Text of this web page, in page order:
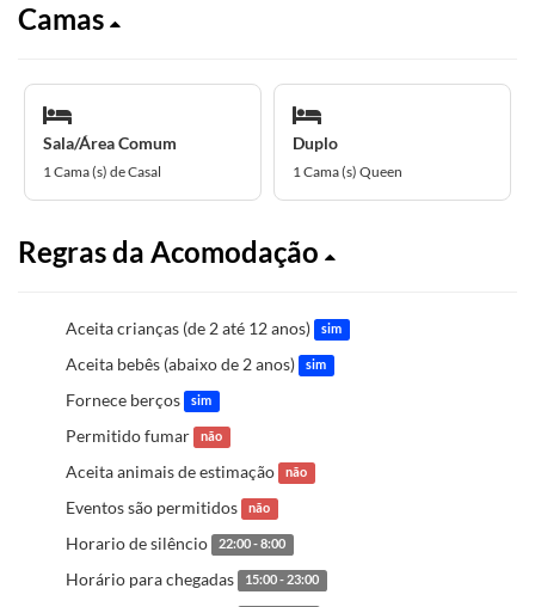
Camas
Sala/Área Comum
1 Cama (s) de Casal
Duplo
1 Cama (s) Queen
Regras da Acomodação
Aceita crianças (de 2 até 12 anos) sim
Aceita bebês (abaixo de 2 anos) sim
Fornece berços sim
Permitido fumar não
Aceita animais de estimação não
Eventos são permitidos não
Horario de silêncio 22:00 - 8:00
Horário para chegadas 15:00 - 23:00